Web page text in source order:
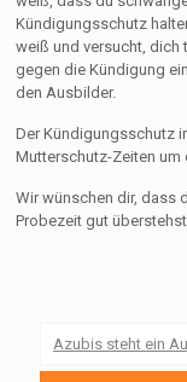
Kündigungsschutz
weiß und versucht,
gegen die Kündigung
den Ausbilder.
Der Kündigungsschutz
Mutterschutz-Zeiten um
Wir wünschen dir, dass
Probezeit gut
Azubis steht ein